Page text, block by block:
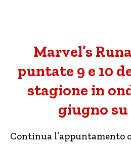
Marvel’s
puntate 9 e 10
stagione in
giugno su
Continua l’appuntamento